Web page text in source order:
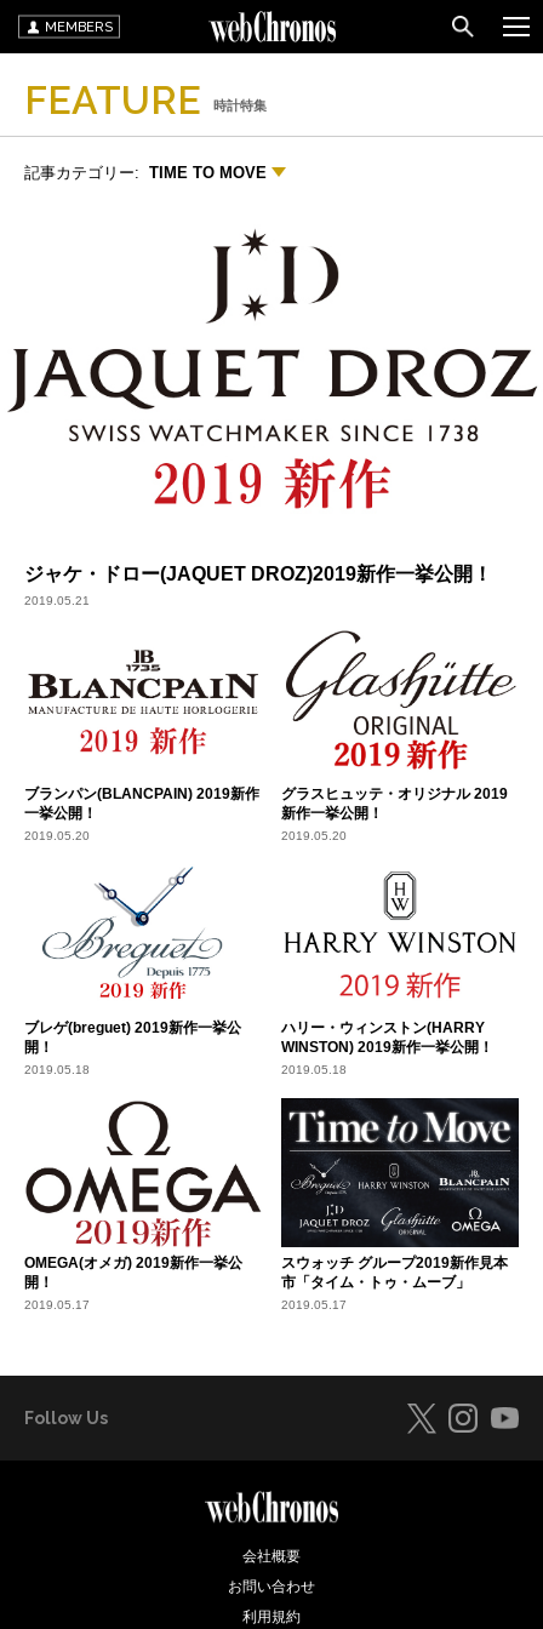
MEMBERS
FEATURE 時計特集
記事カテゴリー: TIME TO MOVE
ジャケ・ドロー(JAQUET DROZ)2019新作一挙公開！
2019.05.21
ブランパン(BLANCPAIN) 2019新作
一挙公開！
2019.05.20
グラスヒュッテ・オリジナル 2019
新作一挙公開！
2019.05.20
ブレゲ(breguet) 2019新作一挙公
開！
2019.05.18
ハリー・ウィンストン(HARRY
WINSTON) 2019新作一挙公開！
2019.05.18
OMEGA(オメガ) 2019新作一挙公
開！
2019.05.17
スウォッチ グループ2019新作見本
市「タイム・トゥ・ムーブ」
2019.05.17
Follow Us
会社概要
お問い合わせ
利用規約